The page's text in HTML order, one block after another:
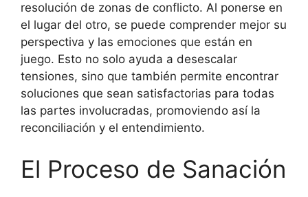
resolución de zonas de conflicto. Al ponerse en
el lugar del otro, se puede comprender mejor su
perspectiva y las emociones que están en
juego. Esto no solo ayuda a desescalar
tensiones, sino que también permite encontrar
soluciones que sean satisfactorias para todas
las partes involucradas, promoviendo así la
reconciliación y el entendimiento.
El Proceso de Sanación